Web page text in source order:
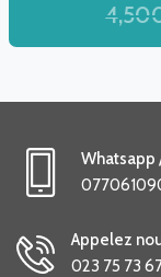
Whatsapp
Appelez
023 75 73